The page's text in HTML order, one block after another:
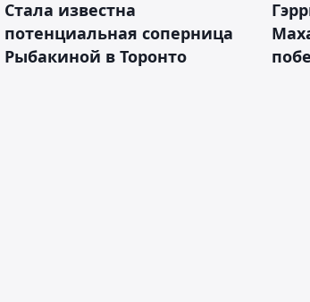
Cтала известна
потенциальная соперница
Рыбакиной в Торонто